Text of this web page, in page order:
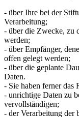
- über Ihre bei der
Verarbeitung;
- über die Zwecke, zu
werden;
- über Empfänger,
offen gelegt werden;
- über die geplante
Daten.
- Sie haben ferner das
- unrichtige Daten zu
vervollständigen;
- der Verarbeitung der